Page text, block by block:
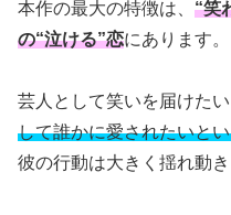
本作の最大の特徴は、 “笑
の“泣ける”恋にあります。
芸人として笑いを届けたい
して誰かに愛されたいと
彼の行動は大きく揺れ動き